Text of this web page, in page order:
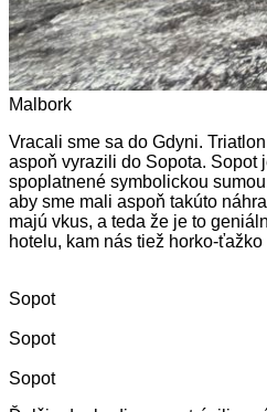
Malbork
Vracali sme sa do Gdyni.
aspoň vyrazili do Sopota. Sopot
spoplatnené symbolickou
aby sme mali aspoň takúto
majú vkus, a teda že je to
hotelu, kam nás tiež horko-
Sopot
Sopot
Sopot